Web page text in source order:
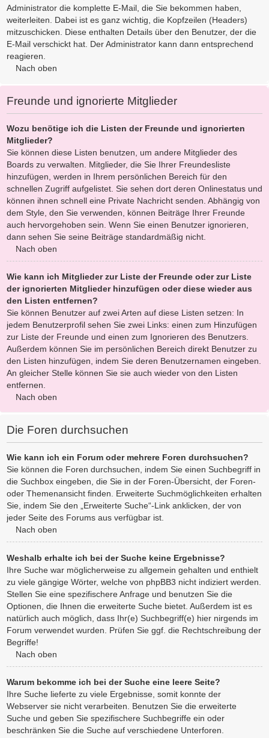
Administrator die komplette E-Mail, die Sie bekommen haben,
weiterleiten. Dabei ist es ganz wichtig, die Kopfzeilen (Headers)
mitzuschicken. Diese enthalten Details über den Benutzer, der die
E-Mail verschickt hat. Der Administrator kann dann entsprechend
reagieren.
Nach oben
Freunde und ignorierte Mitglieder
Wozu benötige ich die Listen der Freunde und ignorierten
Mitglieder?
Sie können diese Listen benutzen, um andere Mitglieder des
Boards zu verwalten. Mitglieder, die Sie Ihrer Freundesliste
hinzufügen, werden in Ihrem persönlichen Bereich für den
schnellen Zugriff aufgelistet. Sie sehen dort deren Onlinestatus und
können ihnen schnell eine Private Nachricht senden. Abhängig von
dem Style, den Sie verwenden, können Beiträge Ihrer Freunde
auch hervorgehoben sein. Wenn Sie einen Benutzer ignorieren,
dann sehen Sie seine Beiträge standardmäßig nicht.
Nach oben
Wie kann ich Mitglieder zur Liste der Freunde oder zur Liste
der ignorierten Mitglieder hinzufügen oder diese wieder aus
den Listen entfernen?
Sie können Benutzer auf zwei Arten auf diese Listen setzen: In
jedem Benutzerprofil sehen Sie zwei Links: einen zum Hinzufügen
zur Liste der Freunde und einen zum Ignorieren des Benutzers.
Außerdem können Sie im persönlichen Bereich direkt Benutzer zu
den Listen hinzufügen, indem Sie deren Benutzernamen eingeben.
An gleicher Stelle können Sie sie auch wieder von den Listen
entfernen.
Nach oben
Die Foren durchsuchen
Wie kann ich ein Forum oder mehrere Foren durchsuchen?
Sie können die Foren durchsuchen, indem Sie einen Suchbegriff in
die Suchbox eingeben, die Sie in der Foren-Übersicht, der Foren-
oder Themenansicht finden. Erweiterte Suchmöglichkeiten erhalten
Sie, indem Sie den „Erweiterte Suche“-Link anklicken, der von
jeder Seite des Forums aus verfügbar ist.
Nach oben
Weshalb erhalte ich bei der Suche keine Ergebnisse?
Ihre Suche war möglicherweise zu allgemein gehalten und enthielt
zu viele gängige Wörter, welche von phpBB3 nicht indiziert werden.
Stellen Sie eine spezifischere Anfrage und benutzen Sie die
Optionen, die Ihnen die erweiterte Suche bietet. Außerdem ist es
natürlich auch möglich, dass Ihr(e) Suchbegriff(e) hier nirgends im
Forum verwendet wurden. Prüfen Sie ggf. die Rechtschreibung der
Begriffe!
Nach oben
Warum bekomme ich bei der Suche eine leere Seite?
Ihre Suche lieferte zu viele Ergebnisse, somit konnte der
Webserver sie nicht verarbeiten. Benutzen Sie die erweiterte
Suche und geben Sie spezifischere Suchbegriffe ein oder
beschränken Sie die Suche auf verschiedene Unterforen.